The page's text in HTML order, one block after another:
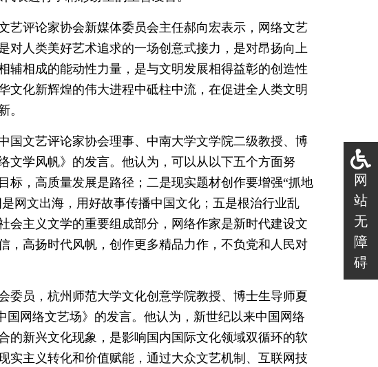
网
站
无
障
碍
艺评论家协会新媒体委员会主任郝向宏表示，网络文艺
对人类美好艺术追求的一场创意式接力，是对昂扬向上
辅相成的能动性力量，是与文明发展相得益彰的创造性
文化新辉煌的伟大进程中砥柱中流，在促进全人类文明
。
国文艺评论家协会理事、中南大学文学院二级教授、博
文学风帆》的发言。他认为，可以从以下五个方面努
标，高质量发展是路径；二是现实题材创作要增强“抓地
网文出海，用好故事传播中国文化；五是根治行业乱
会主义文学的重要组成部分，网络作家是新时代建设文
，高扬时代风帆，创作更多精品力作，不负党和人民对
委员，杭州师范大学文化创意学院教授、博士生导师夏
国网络文艺场》的发言。他认为，新世纪以来中国网络
的新兴文化现象，是影响国内国际文化领域双循环的软
实主义转化和价值赋能，通过大众文艺机制、互联网技